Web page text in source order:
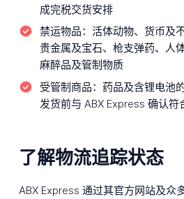
成完税交货安排
禁运物品： 活体动物、货币及
贵金属及宝石、枪支弹药、人
麻醉品及管制物质
受管制商品： 药品及含锂电池
发货前与 ABX Express 确认符
了解物流追踪状态
ABX Express 通过其官方网站及众